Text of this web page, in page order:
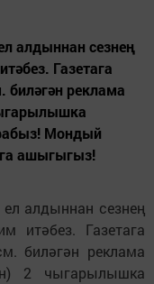
алдыннан сезнең
Газетага
биләгән реклама
Мондый
ашыгыгыз!
алдыннан сезнең
итәбез. Газетага
биләгән реклама
2 чыгарылышка